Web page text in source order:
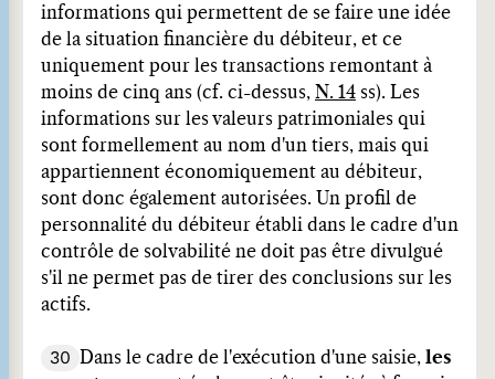
informations qui permettent de se faire une idée
de la situation financière du débiteur, et ce
uniquement pour les transactions remontant à
moins de cinq ans (cf. ci-dessus, N. 14 ss). Les
informations sur les valeurs patrimoniales qui
sont formellement au nom d'un tiers, mais qui
appartiennent économiquement au débiteur,
sont donc également autorisées. Un profil de
personnalité du débiteur établi dans le cadre d'un
contrôle de solvabilité ne doit pas être divulgué
s'il ne permet pas de tirer des conclusions sur les
actifs.
30 Dans le cadre de l'exécution d'une saisie, les